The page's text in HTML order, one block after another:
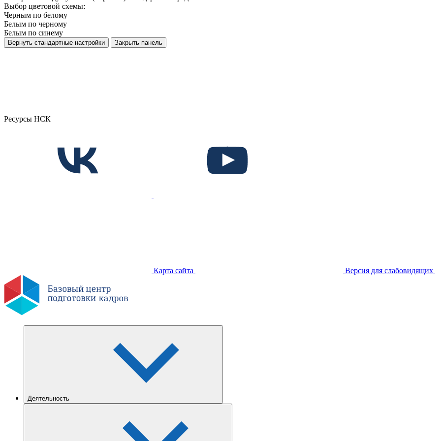
Выбор цветовой схемы:
Черным по белому
Белым по черному
Белым по синему
Вернуть стандартные настройки Закрыть панель
Ресурсы НСК
Карта сайта Версия для слабовидящих
Деятельность